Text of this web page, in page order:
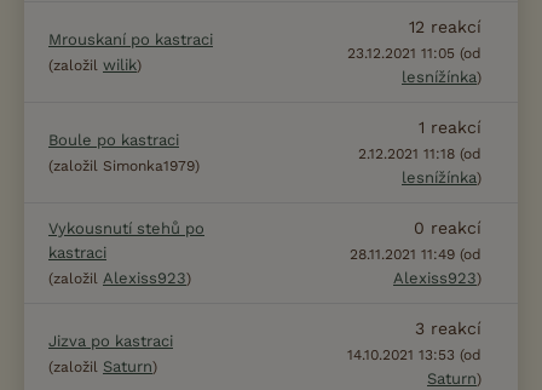
Mrouskaní po kastraci
(založil wilik)
12 reakcí
23.12.2021 11:05 (od
lesnížínka)
Boule po kastraci
(založil Simonka1979)
1 reakcí
2.12.2021 11:18 (od
lesnížínka)
Vykousnutí stehů po
kastraci
(založil Alexiss923)
0 reakcí
28.11.2021 11:49 (od
Alexiss923)
Jizva po kastraci
(založil Saturn)
3 reakcí
14.10.2021 13:53 (od
Saturn)